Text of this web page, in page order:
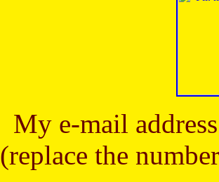
My e-mail
(replace the